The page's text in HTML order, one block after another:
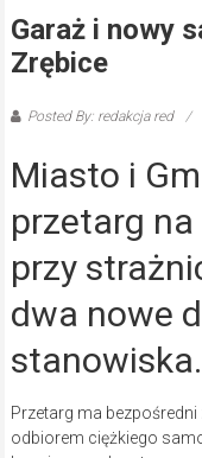
Garaż i nowy
Zrębice
Posted By: redakcja red
Miasto i
przetarg
przy
dwa nowe
stanowiska.
Przetarg ma
odbiorem ciężkiego